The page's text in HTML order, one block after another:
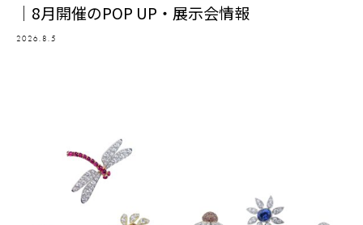
｜8月開催のPOP UP・展示会情報
2026.8.5